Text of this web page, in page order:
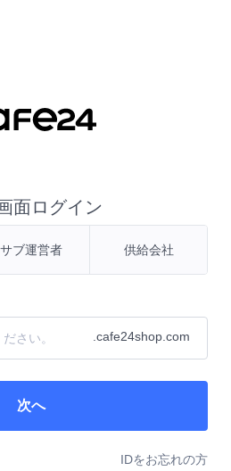
面ログイン
サブ運営者 供給会社
.cafe24shop.com
次へ
IDをお忘れの方